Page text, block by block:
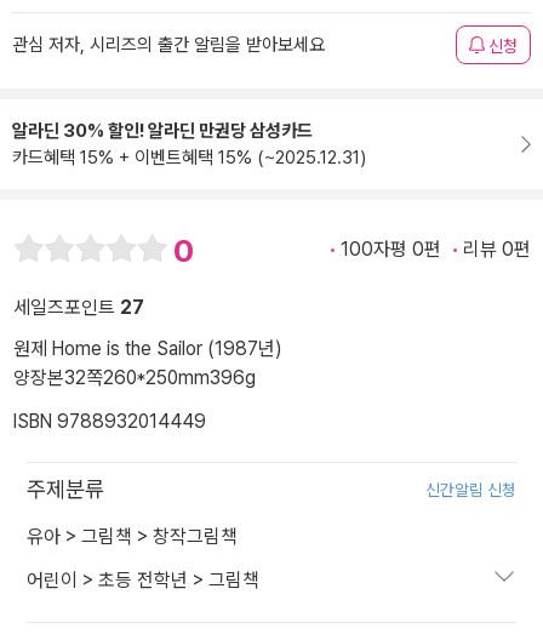
관심 저자, 시리즈의 출간 알림을 받아보세요 신청
알라딘 30% 할인! 알라딘 만권당 삼성카드
카드혜택 15% + 이벤트혜택 15% (~2025.12.31)
0 100자평 0편 리뷰 0편
세일즈포인트 27
원제 Home is the Sailor (1987년)
양장본32쪽260*250mm396g
ISBN 9788932014449
주제분류 신간알림 신청
유아 > 그림책 > 창작그림책
어린이 > 초등 전학년 > 그림책